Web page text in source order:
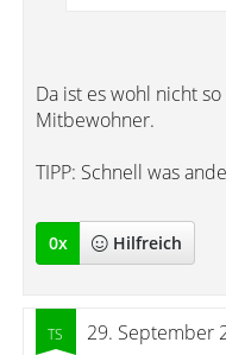
Da ist es wohl nicht
Mitbewohner.
TIPP: Schnell was
0x Hilfreich
29. September